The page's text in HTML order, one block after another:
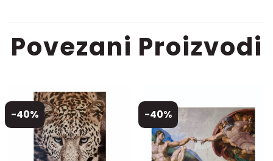
Povezani Proizvodi
-40% -40%